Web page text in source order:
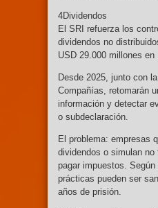
4Dividendos
El SRI refuerza los
dividendos no
USD 29.000 millones en
Desde 2025, junto con
Compañías, retomarán
información y detectar
o subdeclaración.
El problema: empresas
dividendos o simulan no
pagar impuestos.
prácticas pueden ser
años de prisión.